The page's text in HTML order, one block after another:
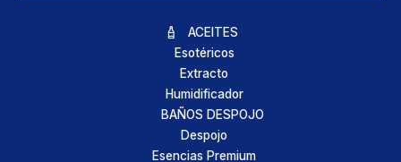
ACEITES
Esotéricos
Extracto
Humidificador
BAÑOS DESPOJO
Despojo
Esencias Premium